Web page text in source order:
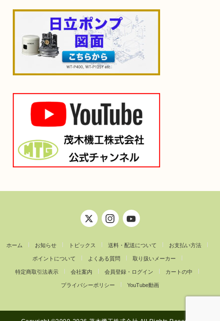
ホーム お知らせ トピックス 送料・配送について お支払い方法
ポイントについて よくある質問 取り扱いメーカー
特定商取引法表示 会社案内 会員登録・ログイン カートの中
プライバシーポリシー YouTube動画